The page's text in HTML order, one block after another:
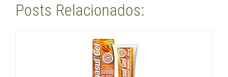
Posts Relacionados: